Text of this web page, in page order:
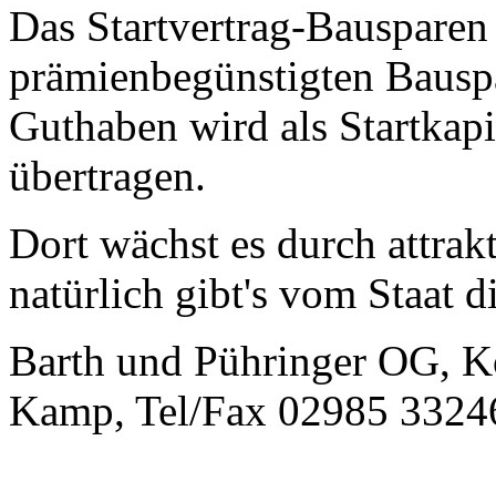
Das Startvertrag-
prämienbegünstigten
Guthaben wird als
übertragen.
Dort wächst es durch
natürlich gibt's vom Staat
Barth und Pühringer OG,
Kamp, Tel/Fax 02985